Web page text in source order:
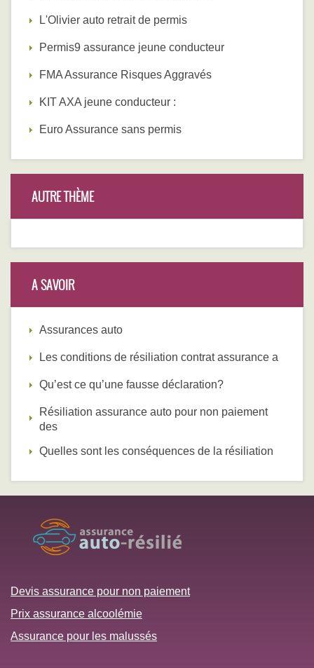
L'Olivier auto retrait de permis
Permis9 assurance jeune conducteur
FMA Assurance Risques Aggravés
KIT AXA jeune conducteur :
Euro Assurance sans permis
AUTRE THÈME
A SAVOIR
Assurances auto
Les conditions de résiliation contrat assurance a
Qu’est ce qu’une fausse déclaration?
Résiliation assurance auto pour non paiement
des
Quelles sont les conséquences de la résiliation
Devis assurance pour non paiement
Prix assurance alcoolémie
Assurance pour les malussés